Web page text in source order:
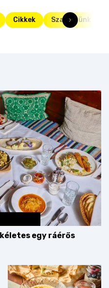
Cikkek Szakértünk
egy ráérős